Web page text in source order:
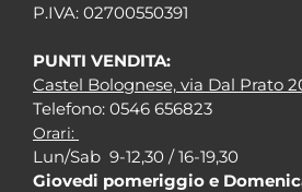
P.IVA: 02700550391
PUNTI VENDITA:
Castel Bolognese, via Dal Prato
Telefono: 0546 656823
Orari:
Lun/Sab 9-12,30 / 16-19,30
Giovedi pomeriggio e